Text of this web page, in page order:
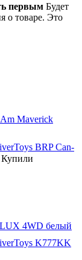
первым Будет
о товаре. Это
Maverick
BRP Can-
Купили
4WD белый
K777KK